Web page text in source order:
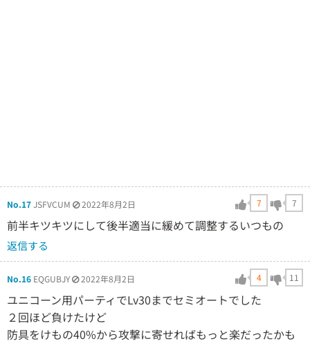
No.17JSFVCUM 2022年8月2日 7 7
前半キツキツにして後半適当に緩めて調整するいつもの
返信する
No.16 EQGUBJY 2022年8月2日 4 11
ユニコーン用パーティでLv30までセミオートでした
２回ほど負けたけど
防具をけもの40%から攻撃に寄せればもっと楽だったかも